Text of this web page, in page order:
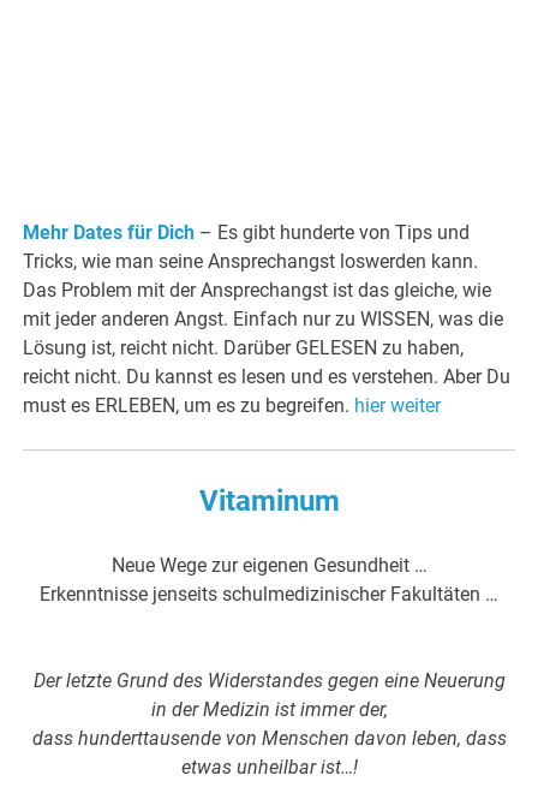
Mehr Dates für Dich – Es gibt hunderte von Tips und
Tricks, wie man seine Ansprechangst loswerden kann.
Das Problem mit der Ansprechangst ist das gleiche, wie
mit jeder anderen Angst. Einfach nur zu WISSEN, was die
Lösung ist, reicht nicht. Darüber GELESEN zu haben,
reicht nicht. Du kannst es lesen und es verstehen. Aber Du
must es ERLEBEN, um es zu begreifen. hier weiter
Vitaminum
Neue Wege zur eigenen Gesundheit …
Erkenntnisse jenseits schulmedizinischer Fakultäten …
Der letzte Grund des Widerstandes gegen eine Neuerung
in der Medizin ist immer der,
dass hunderttausende von Menschen davon leben, dass
etwas unheilbar ist…!